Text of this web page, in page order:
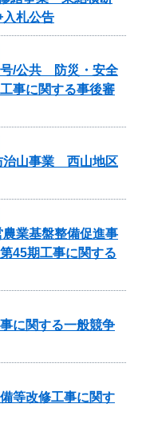
入札公告
号/公共 防災・安全
事に関する事後審
治山事業 西山地区
業基盤整備促進事
45期工事に関する
に関する一般競争
等改修工事に関す